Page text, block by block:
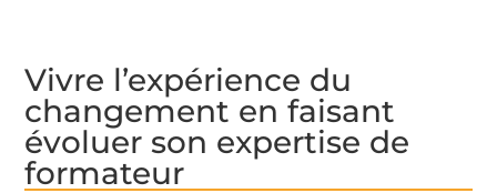
Vivre l’expérience du
changement en faisant
évoluer son expertise de
formateur